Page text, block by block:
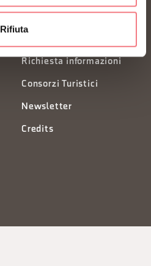
Rifiuta
Richiesta informazioni
Consorzi Turistici
Newsletter
Credits